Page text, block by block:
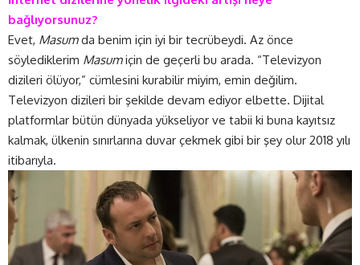
bağlıyorsunuz?
Evet, Masumda benim için iyi bir tecrübeydi. Az önce
söylediklerim Masumiçin de geçerli bu arada. “Televizyon
dizileri ölüyor,” cümlesini kurabilir miyim, emin değilim.
Televizyon dizileri bir şekilde devam ediyor elbette. Dijital
platformlar bütün dünyada yükseliyor ve tabii ki buna kayıtsız
kalmak, ülkenin sınırlarına duvar çekmek gibi bir şey olur 2018 yılı
itibarıyla.